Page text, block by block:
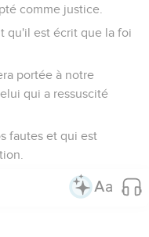
comme justice.
qu'il est écrit que la foi
portée à notre
qui a ressuscité
fautes et qui est